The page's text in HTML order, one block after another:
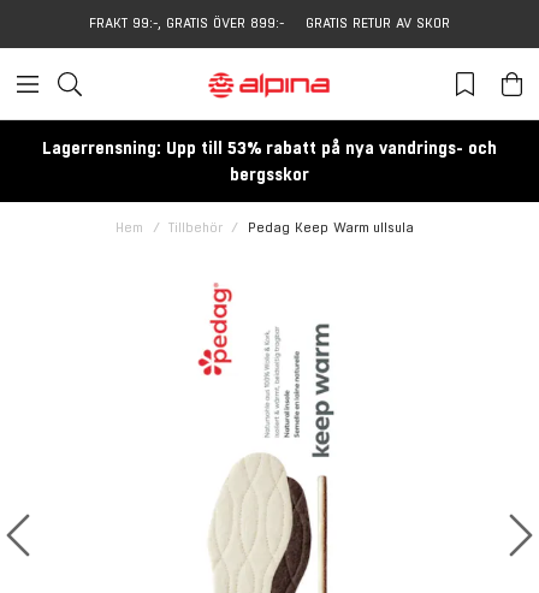
FRAKT 99:-, GRATIS ÖVER 899:- GRATIS RETUR AV SKOR
Lagerrensning: Upp till 53% rabatt på nya vandrings- och
bergsskor
Hem Tillbehör Pedag Keep Warm ullsula